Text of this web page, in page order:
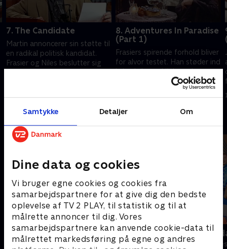
Samtykke Detaljer Om
Dine data og cookies
Vi bruger egne cookies og cookies fra
samarbejdspartnere for at give dig den bedste
oplevelse af TV 2 PLAY, til statistik og til at
målrette annoncer til dig. Vores
samarbejdspartnere kan anvende cookie-data til
målrettet markedsføring på egne og andres
7. The Candidate
Martin annoncerer sin støtte til
en radikal politisk kandidat.
Frasier og Niles beslutter sig
8. Adventures In Paradise
(Part 1)
Frasiers spirende forhold bliver
for alvor testet. Han støder ind
i sin ekskone, Lilith, under en
ferie med sin nye kærlighed.
Bert (dansk tale)
Komedie • 1 sæsoner
Robssons
Komedie • 1